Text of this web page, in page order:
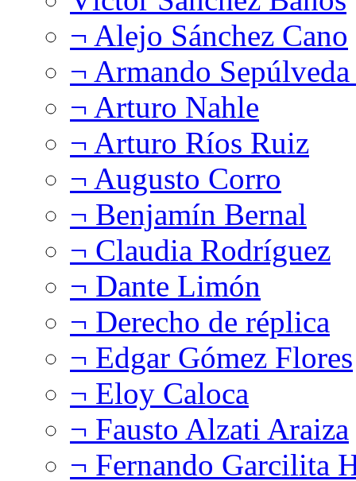
¬ Alejo Sánchez Cano
¬ Armando
¬ Arturo Nahle
¬ Arturo Ríos Ruiz
¬ Augusto Corro
¬ Benjamín Bernal
¬ Claudia Rodríguez
¬ Dante Limón
¬ Derecho de réplica
¬ Edgar Gómez Flores
¬ Eloy Caloca
¬ Fausto Alzati Araiza
¬ Fernando Garcilita